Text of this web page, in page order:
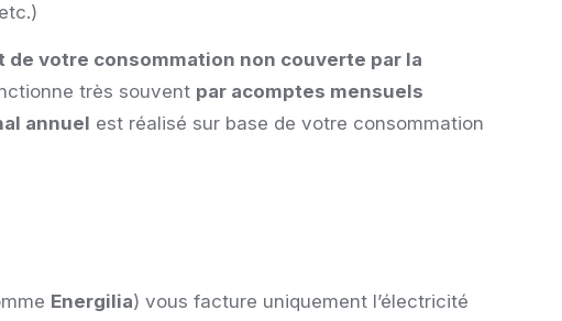
de votre consommation non couverte par la
très souvent par acomptes mensuels
annuel est réalisé sur base de votre consommation
Energilia) vous facture uniquement l’électricité